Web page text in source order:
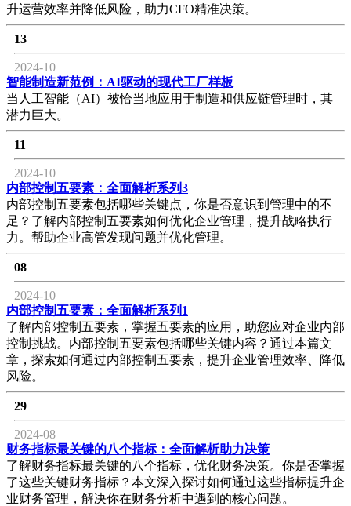
升运营效率并降低风险，助力CFO精准决策。
13
2024-10
智能制造新范例：AI驱动的现代工厂样板
当人工智能（AI）被恰当地应用于制造和供应链管理时，其
潜力巨大。
11
2024-10
内部控制五要素：全面解析系列3
内部控制五要素包括哪些关键点，你是否意识到管理中的不
足？了解内部控制五要素如何优化企业管理，提升战略执行
力。帮助企业高管发现问题并优化管理。
08
2024-10
内部控制五要素：全面解析系列1
了解内部控制五要素，掌握五要素的应用，助您应对企业内部
控制挑战。内部控制五要素包括哪些关键内容？通过本篇文
章，探索如何通过内部控制五要素，提升企业管理效率、降低
风险。
29
2024-08
财务指标最关键的八个指标：全面解析助力决策
了解财务指标最关键的八个指标，优化财务决策。你是否掌握
了这些关键财务指标？本文深入探讨如何通过这些指标提升企
业财务管理，解决你在财务分析中遇到的核心问题。